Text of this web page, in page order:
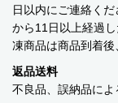
￥2,000 ～￥2,999
￥3,000 ～￥3,999
￥4,000 ～￥4,999
日以内にご連絡く
から11日以上経過
凍商品は商品到着後
返品送料
不良品、誤納品によ